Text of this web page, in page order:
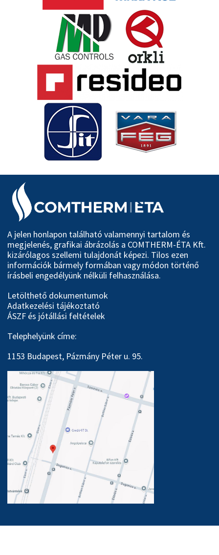
A jelen honlapon található valamennyi tartalom és
megjelenés, grafikai ábrázolás a COMTHERM-ÉTA Kft.
kizárólagos szellemi tulajdonát képezi. Tilos ezen
információk bármely formában vagy módon történő
írásbeli engedélyünk nélküli felhasználása.
Letölthető dokumentumok
Adatkezelési tájékoztató
ÁSZF és jótállási feltételek
Telephelyünk címe:
1153 Budapest, Pázmány Péter u. 95.